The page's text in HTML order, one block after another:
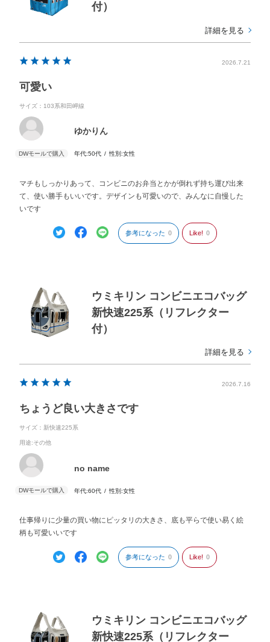
付）
詳細を見る
2026.7.21
可愛い
サイズ：103系和田岬線
ゆかりん
年代:50代 性別:女性
マチもしっかりあって、コンビニのお弁当とかが倒れず持ち運び出来
て、使い勝手もいいです。デザインも可愛いので、みんなに自慢した
いです
参考になった 0 Like! 0
ウミキリン コンビニエコバッグ
新快速225系（リフレクター
付）
詳細を見る
2026.7.16
ちょうど良い大きさです
サイズ：新快速225系
用途:その他
no name
年代:60代 性別:女性
仕事帰りに少量の買い物にピッタリの大きさ、底も平らで使い易く絵
柄も可愛いいです
参考になった 0 Like! 0
ウミキリン コンビニエコバッグ
新快速225系（リフレクター